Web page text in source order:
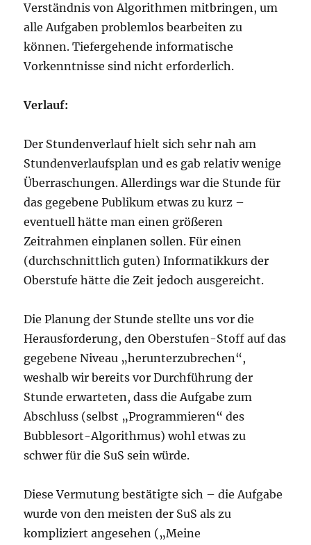
Verständnis von Algorithmen mitbringen, um
alle Aufgaben problemlos bearbeiten zu
können. Tiefergehende informatische
Vorkenntnisse sind nicht erforderlich.
Verlauf:
Der Stundenverlauf hielt sich sehr nah am
Stundenverlaufsplan und es gab relativ wenige
Überraschungen. Allerdings war die Stunde für
das gegebene Publikum etwas zu kurz –
eventuell hätte man einen größeren
Zeitrahmen einplanen sollen. Für einen
(durchschnittlich guten) Informatikkurs der
Oberstufe hätte die Zeit jedoch ausgereicht.
Die Planung der Stunde stellte uns vor die
Herausforderung, den Oberstufen-Stoff auf das
gegebene Niveau „herunterzubrechen“,
weshalb wir bereits vor Durchführung der
Stunde erwarteten, dass die Aufgabe zum
Abschluss (selbst „Programmieren“ des
Bubblesort-Algorithmus) wohl etwas zu
schwer für die SuS sein würde.
Diese Vermutung bestätigte sich – die Aufgabe
wurde von den meisten der SuS als zu
kompliziert angesehen („Meine